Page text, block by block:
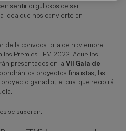
sentir orgullosos de ser
idea que nos convierte en
de la convocatoria de noviembre
los Premios TFM 2023. Aquellos
presentados en laVII Gala de
los proyectos finalistas, las
ganador, el cual que recibirá
se superan.